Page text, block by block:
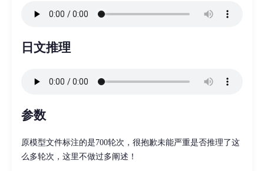
日文推理
参数
原模型文件标注的是700轮次，很抱歉未能严重是否推理了这
么多轮次，这里不做过多阐述！